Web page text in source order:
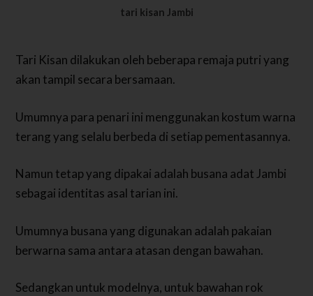
tari kisan Jambi
Tari Kisan dilakukan oleh beberapa remaja putri yang
akan tampil secara bersamaan.
Umumnya para penari ini menggunakan kostum warna
terang yang selalu berbeda di setiap pementasannya.
Namun tetap yang dipakai adalah busana adat Jambi
sebagai identitas asal tarian ini.
Umumnya busana yang digunakan adalah pakaian
berwarna sama antara atasan dengan bawahan.
Sedangkan untuk modelnya, untuk bawahan rok